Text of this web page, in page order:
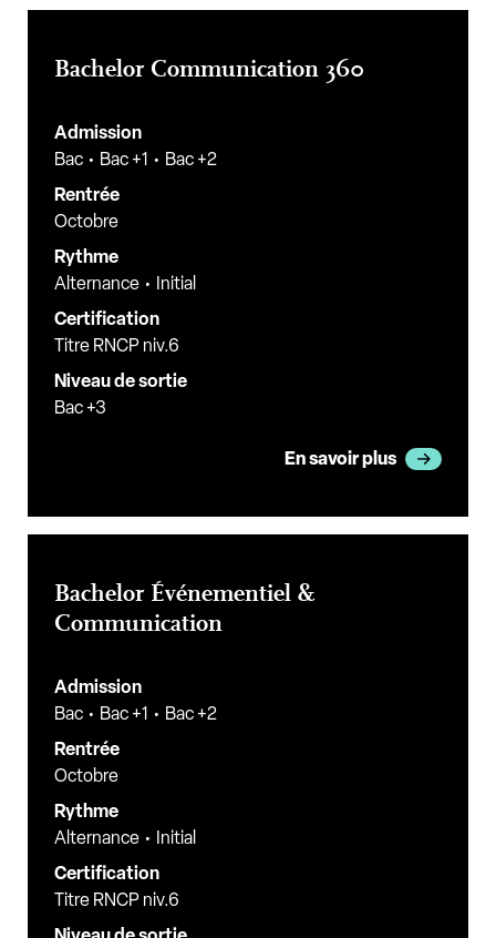
Bachelor Communication 360
Admission
Bac
Bac +1
Bac +2
Rentrée
Octobre
Rythme
Alternance
Initial
Certification
Titre RNCP niv.6
Niveau de sortie
Bac +3
En savoir plus
Bachelor Événementiel &
Communication
Admission
Bac
Bac +1
Bac +2
Rentrée
Octobre
Rythme
Alternance
Initial
Certification
Titre RNCP niv.6